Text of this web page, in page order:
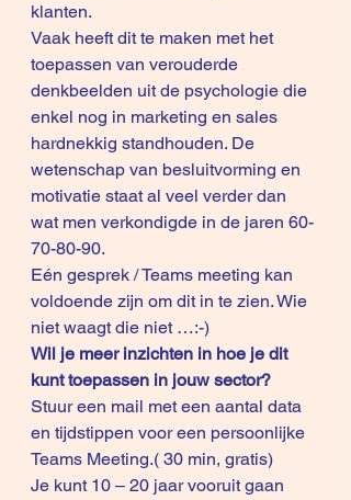
klanten.
Vaak heeft dit te maken met het
toepassen van verouderde
denkbeelden uit de psychologie die
enkel nog in marketing en sales
hardnekkig standhouden. De
wetenschap van besluitvorming en
motivatie staat al veel verder dan
wat men verkondigde in de jaren 60-
70-80-90.
Eén gesprek / Teams meeting kan
voldoende zijn om dit in te zien. Wie
niet waagt die niet …:-)
Wil je meer inzichten in hoe je dit
kunt toepassen in jouw sector?
Stuur een mail met een aantal data
en tijdstippen voor een persoonlijke
Teams Meeting.( 30 min, gratis)
Je kunt 10 – 20 jaar vooruit gaan